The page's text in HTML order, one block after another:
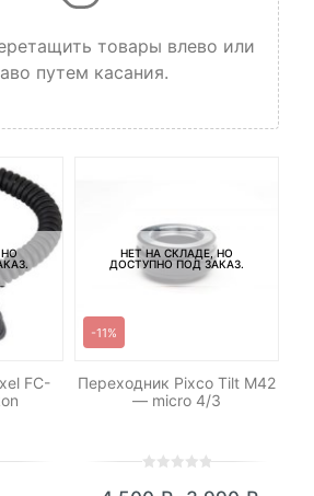
товары влево или
путем касания.
НО
FC-
НЕТ НА СКЛАДЕ, НО
ДОСТУПНО ПОД ЗАКАЗ.
-11%
Переходник Pixco Tilt M42
— micro 4/3